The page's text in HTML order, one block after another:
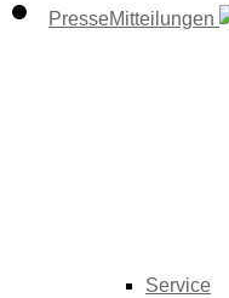
PresseMitteilungen
Service